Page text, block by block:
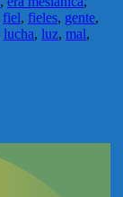
fiel, fieles, gente,
lucha, luz, mal,